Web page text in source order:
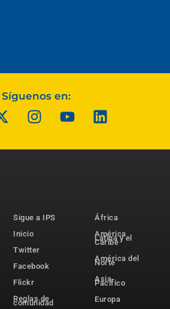
Síguenos en:
Sigue a IPS
Inicio
Twitter
Facebook
Flickr
Reglas de
comunidad
África
América
Latina y el
Caribe
América del
Norte
Asia-
Pacífico
Europa